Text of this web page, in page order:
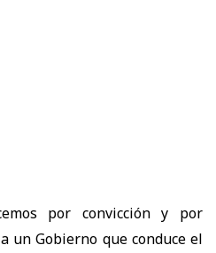
por convicción y por
un Gobierno que conduce el